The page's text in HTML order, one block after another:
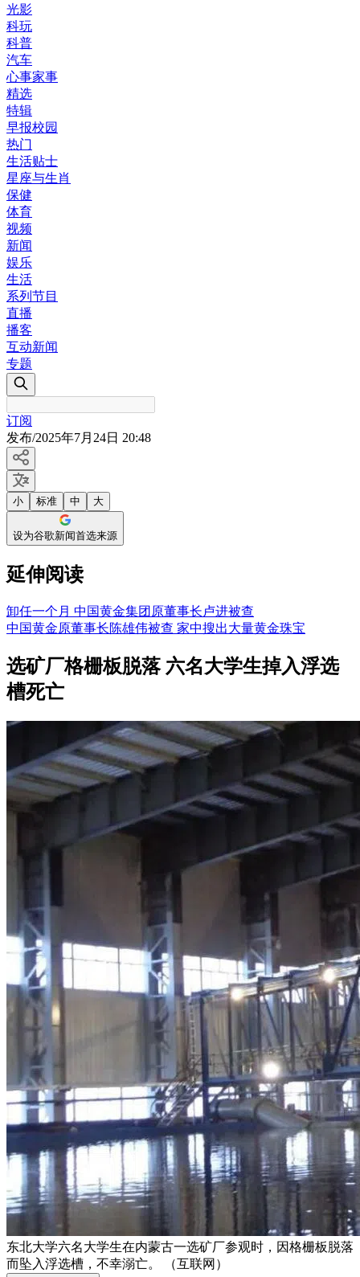
光影
科玩
科普
汽车
心事家事
精选
特辑
早报校园
热门
生活贴士
星座与生肖
保健
体育
视频
新闻
娱乐
生活
系列节目
直播
播客
互动新闻
专题
订阅
发布/2025年7月24日 20:48
小 标准 中 大
设为谷歌新闻首选来源
延伸阅读
卸任一个月 中国黄金集团原董事长卢进被查
中国黄金原董事长陈雄伟被查 家中搜出大量黄金珠宝
选矿厂格栅板脱落 六名大学生掉入浮选
槽死亡
东北大学六名大学生在内蒙古一选矿厂参观时，因格栅板脱落
而坠入浮选槽，不幸溺亡。 （互联网）